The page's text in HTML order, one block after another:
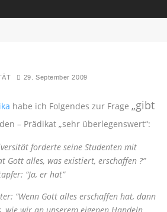
29. September 2009
habe ich Folgendes zur Frage „gibt
– Prädikat „sehr überlegenswert“:
forderte seine Studenten mit
Gott alles, was existiert, erschaffen ?”
“Ja, er hat”
“Wenn Gott alles erschaffen hat, dann